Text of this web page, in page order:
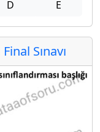
D E
Sınavı